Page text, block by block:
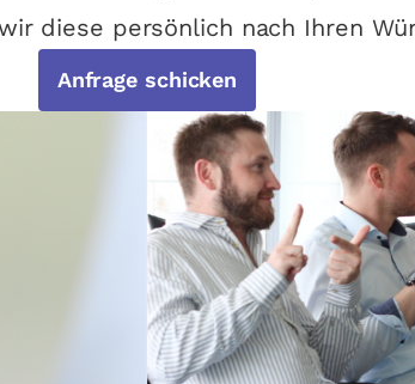
diese persönlich nach Ihren
Anfrage schicken